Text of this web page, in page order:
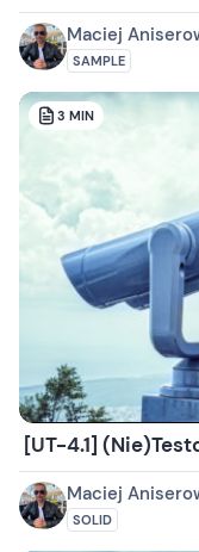
Maciej
SAMPLE
3 MIN
[UT-4.1]
Maciej
SOLID